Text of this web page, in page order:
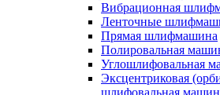
Вибрационная
Ленточные
Прямая шлифмашина
Полировальная
Углошлифовальная
Эксцентриковая
шлифовальная